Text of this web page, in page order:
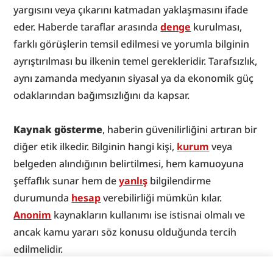
yargısını veya çıkarını katmadan yaklaşmasını ifade
eder. Haberde taraflar arasında denge kurulması,
farklı görüşlerin temsil edilmesi ve yorumla bilginin
ayrıştırılması bu ilkenin temel gerekleridir. Tarafsızlık,
aynı zamanda medyanın siyasal ya da ekonomik güç
odaklarından bağımsızlığını da kapsar.
Kaynak gösterme, haberin güvenilirliğini artıran bir
diğer etik ilkedir. Bilginin hangi kişi, kurum veya
belgeden alındığının belirtilmesi, hem kamuoyuna
şeffaflık sunar hem de yanlış bilgilendirme
durumunda hesap
Anonim kaynakların kullanımı ise istisnai olmalı ve
ancak kamu yararı söz konusu olduğunda tercih
edilmelidir.